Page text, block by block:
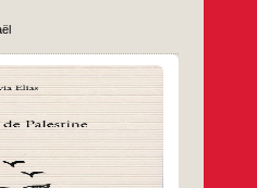
nom de Palestine » ,
d’Olivia Elias
Aux Editions AL Manar
15 €
…